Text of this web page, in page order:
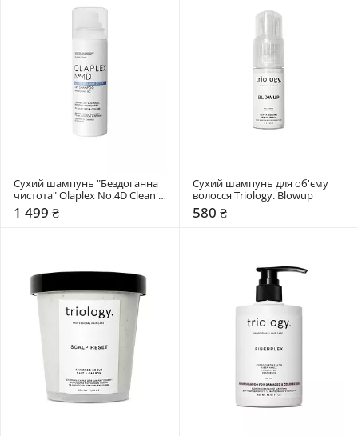
Сухий шампунь "Бездоганна
чистота" Olaplex No.4D Clean
Volume Detox Dry Shampoo
1 499 ₴
Сухий шампунь для об'єму
волосся Triology. Blowup
580 ₴